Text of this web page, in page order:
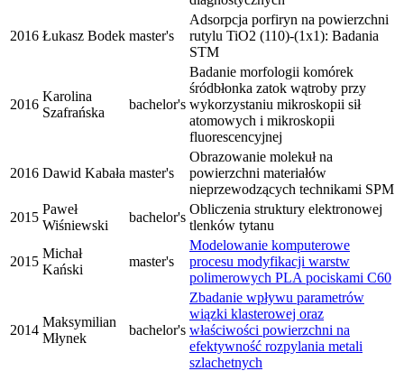
2016 Łukasz Bodek master's
Adsorpcja porfiryn na powierzchni
rutylu TiO2 (110)-(1x1): Badania
STM
2016
Karolina
Szafrańska
bachelor's
Badanie morfologii komórek
śródbłonka zatok wątroby przy
wykorzystaniu mikroskopii sił
atomowych i mikroskopii
fluorescencyjnej
2016 Dawid Kabała master's
Obrazowanie molekuł na
powierzchni materiałów
nieprzewodzących technikami SPM
2015
Paweł
Wiśniewski
bachelor's
Obliczenia struktury elektronowej
tlenków tytanu
2015
Michał
Kański
master's
Modelowanie komputerowe
procesu modyfikacji warstw
polimerowych PLA pociskami C60
2014
Maksymilian
Młynek
bachelor's
Zbadanie wpływu parametrów
wiązki klasterowej oraz
właściwości powierzchni na
efektywność rozpylania metali
szlachetnych